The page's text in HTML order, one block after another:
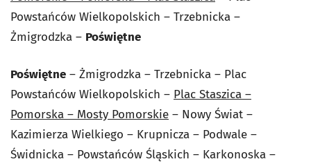
Powstańców Wielkopolskich – Trzebnicka –
Żmigrodzka – Poświętne
Poświętne – Żmigrodzka – Trzebnicka – Plac
Powstańców Wielkopolskich – Plac Staszica –
Pomorska – Mosty Pomorskie – Nowy Świat –
Kazimierza Wielkiego – Krupnicza – Podwale –
Świdnicka – Powstańców Śląskich – Karkonoska –